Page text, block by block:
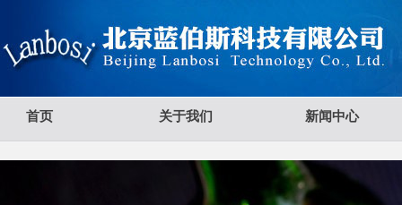
首页 关于我们 新闻中心